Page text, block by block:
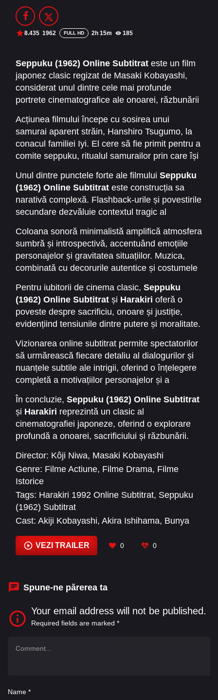
Filme Online 2014
Filme Online 2012 Filme Online 2011
DMCA
SERIALE ONLINE
TERMENI ȘI CONDIȚII
8.435 1962 FULL HD 2h 15m 185
Seppuku (1962) Online Subtitrat este un film
japonez clasic regizat de Masaki Kobayashi,
considerat unul dintre cele mai profunde
portrete cinematografice ale onoarei, răzbunării
codul strict al bushido și consecințele tragice ale
conformității forțate, oferind spectatorilor o
experiență cinematografică memorabilă și plină
de dramatism. Filmul este cunoscut
internațional și sub numele deHarakiri,
reflectând ritualul de sinucidere samurai care
stă la baza intrigii.
Acțiunea filmului începe cu sosirea unui
samurai aparent străin, Hanshiro Tsugumo, la
conacul familiei Iyi. El cere să fie primit pentru a
comite seppuku, ritualul samurailor prin care își
stârnește suspiciuni și reacții critice, iar
evenimentele care urmează dezvăluie treptat
adevărata motivație a lui Hanshiro. Filmul
explorează conflictele dintre onoare și
moralitate, putere și nedreptate, într-un cadru
feudal autentic, cu reguli stricte și convenții
sociale rigide.
Unul dintre punctele forte ale filmului Seppuku
(1962) Online Subtitrat este construcția sa
narativă complexă. Flashback-urile și povestirile
secundare dezvăluie contextul tragic al
sistemului samurailor. Kobayashi utilizează
cadre lungi și simboluri vizuale puternice pentru
a sublinia tensiunea și dramatismul fiecărei
scene, oferind spectatorilor o experiență
cinematografică intensă.
Coloana sonoră minimalistă amplifică atmosfera
sumbră și introspectivă, accentuând emoțiile
personajelor și gravitatea situațiilor. Muzica,
combinată cu decorurile autentice și costumele
autenticitatea Japoniei feudale, sporind impactul
dramatic al fiecărui moment.
Pentru iubitorii de cinema clasic, Seppuku
(1962) Online Subtitrat și Harakiri oferă o
poveste despre sacrificiu, onoare și justiție,
evidențiind tensiunile dintre putere și moralitate.
răzbunarea, corupția și lupta individului
împotriva nedreptății, rămânând relevant chiar
și pentru spectatorii moderni.
Vizionarea online subtitrat permite spectatorilor
să urmărească fiecare detaliu al dialogurilor și
nuanțele subtile ale intrigii, oferind o înțelegere
completă a motivațiilor personajelor și a
dramele psihologice cu portretizarea culturală a
Japoniei feudale, creând un thriller istoric
captivant și profund.
În concluzie, Seppuku (1962) Online Subtitrat
și Harakiri reprezintă un clasic al
cinematografiei japoneze, oferind o explorare
profundă a onoarei, sacrificiului și răzbunării.
filme istorice, drame intense și povești cu
profunzime morală.
Director: Kôji Niwa, Masaki Kobayashi
Genre: Filme Actiune, Filme Drama, Filme
Istorice
Tags: Harakiri 1992 Online Subtitrat, Seppuku
(1962) Subtitrat
Cast: Akiji Kobayashi, Akira Ishihama, Bunya
Nakatani, Ichirō Yamamoto, Jo Azumi
Kenji Hayashi, Kenzō Tanaka
VEZI TRAILER 0 0
Spune-ne părerea ta
Your email address will not be published.
Required fields are marked *
Name *